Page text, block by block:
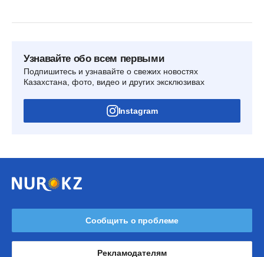
Узнавайте обо всем первыми
Подпишитесь и узнавайте о свежих новостях
Казахстана, фото, видео и других эксклюзивах
Instagram
Сообщить о проблеме
Рекламодателям